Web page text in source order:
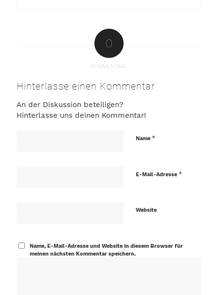
0
KOMMENTARE
Hinterlasse einen Kommentar
An der Diskussion beteiligen?
Hinterlasse uns deinen Kommentar!
Name *
E-Mail-Adresse *
Website
Name, E-Mail-Adresse und Website in diesem Browser für
meinen nächsten Kommentar speichern.